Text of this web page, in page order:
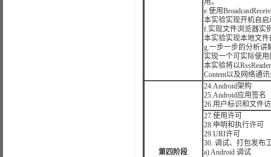
用。
e.使用
本实验实现开机自启
f.实现文件浏览器实
本实验实现本地文
g.一步一步的分析讲
实现一个可实际使用
本实验将以
Content以及网络通
第四阶段
24.Android架构
25.Android应用签名
26.用户标识和文件
27.使用许可
28.申明和执行许可
29.URI许可
30. 调试、打包发布
a) Android 调试